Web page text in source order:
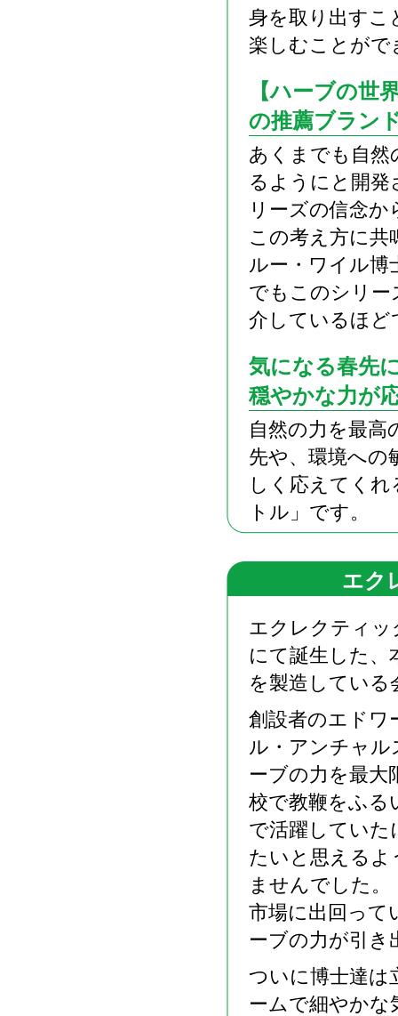
身を取り出すこ
楽しむことがで
【ハーブの世
の推薦ブラン
あくまでも自然
るようにと開
リーズの信念
この考え方に共
ルー・ワイル博
でもこのシリ
介しているほど
気になる春先
穏やかな力が
自然の力を最高
先や、環境への
しく応えてく
トル」です。
エク
エクレクティッ
にて誕生した、
を製造している
創設者のエドワ
ル・アンチャル
ーブの力を最大
校で教鞭をふる
で活躍していた
たいと思えるよ
ませんでした。
市場に出回って
ーブの力が引き
ついに博士達は
ームで細やかな